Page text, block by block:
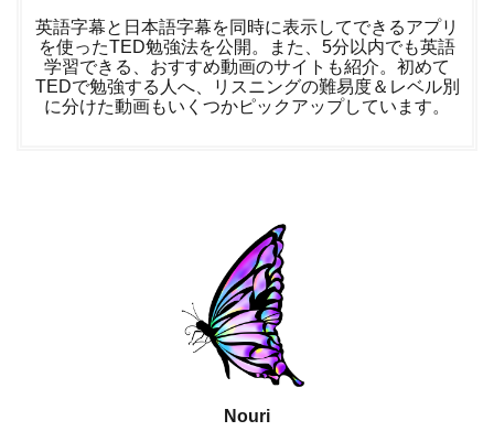
英語字幕と日本語字幕を同時に表示してできるアプリ
を使ったTED勉強法を公開。また、5分以内でも英語
学習できる、おすすめ動画のサイトも紹介。初めて
TEDで勉強する人へ、リスニングの難易度＆レベル別
に分けた動画もいくつかピックアップしています。
Nouri